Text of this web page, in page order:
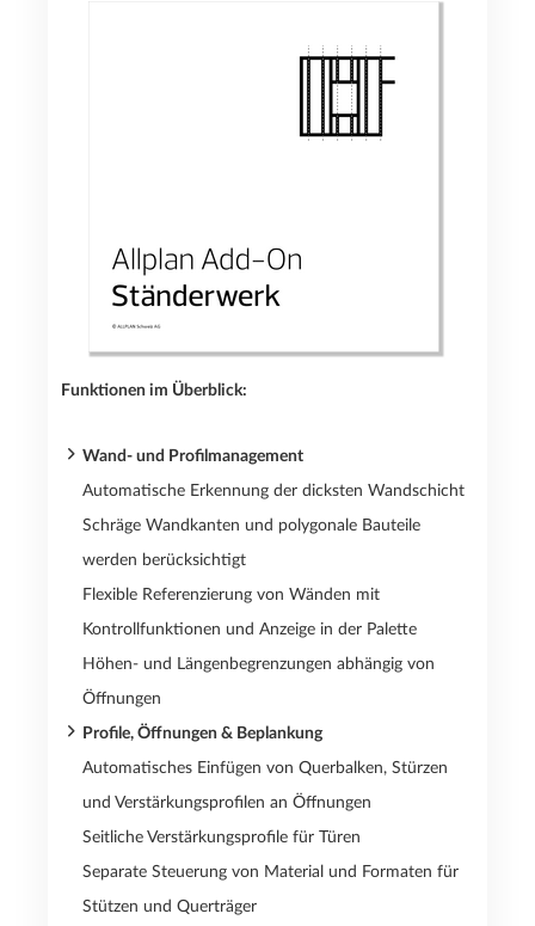
Funktionen im Überblick:
Wand- und Profilmanagement
Automatische Erkennung der dicksten Wandschicht
Schräge Wandkanten und polygonale Bauteile
werden berücksichtigt
Flexible Referenzierung von Wänden mit
Kontrollfunktionen und Anzeige in der Palette
Höhen- und Längenbegrenzungen abhängig von
Öffnungen
Profile, Öffnungen & Beplankung
Automatisches Einfügen von Querbalken, Stürzen
und Verstärkungsprofilen an Öffnungen
Seitliche Verstärkungsprofile für Türen
Separate Steuerung von Material und Formaten für
Stützen und Querträger